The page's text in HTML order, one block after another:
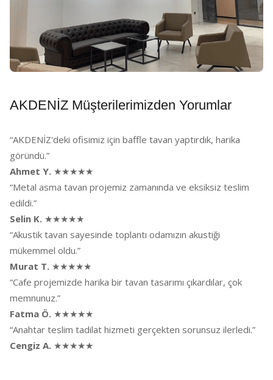
AKDENİZ Müşterilerimizden Yorumlar
“AKDENİZ'deki ofisimiz için baffle tavan yaptırdık, harika
göründü.”
Ahmet Y. ★★★★★
“Metal asma tavan projemiz zamanında ve eksiksiz teslim
edildi.”
Selin K. ★★★★★
“Akustik tavan sayesinde toplantı odamızın akustiği
mükemmel oldu.”
Murat T. ★★★★★
“Cafe projemizde harika bir tavan tasarımı çıkardılar, çok
memnunuz.”
Fatma Ö. ★★★★★
“Anahtar teslim tadilat hizmeti gerçekten sorunsuz ilerledi.”
Cengiz A. ★★★★★